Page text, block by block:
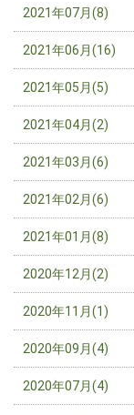
2021年07月(8)
2021年06月(16)
2021年05月(5)
2021年04月(2)
2021年03月(6)
2021年02月(6)
2021年01月(8)
2020年12月(2)
2020年11月(1)
2020年09月(4)
2020年07月(4)